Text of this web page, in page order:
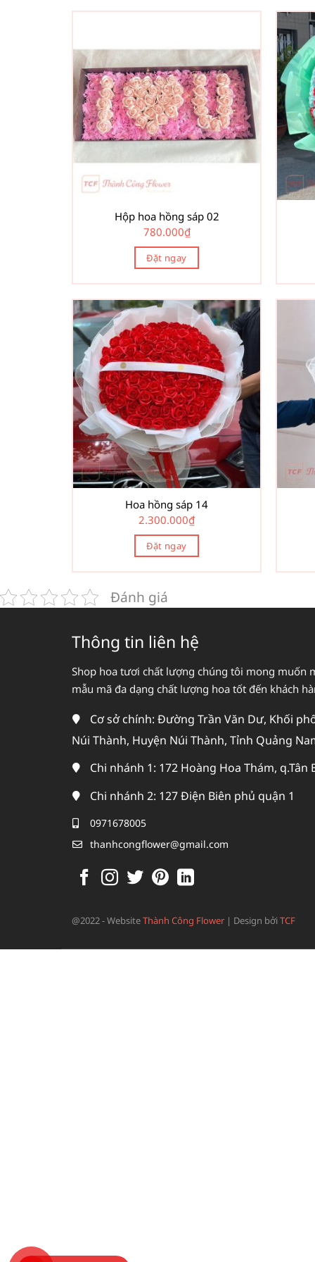
Hộp hoa hồng sáp 02
780.000₫
Đặt ngay
Hoa hồng sáp 14
2.300.000₫
Đặt ngay
Đánh giá
Thông tin liên hệ
Shop hoa tươi chất lượng chúng tôi mong muốn
mẫu mã đa dạng chất lượng hoa tốt đến khách
Cơ sở chính: Đường Trần Văn Dư, Khối
Núi Thành, Huyện Núi Thành, Tỉnh Quảng
Chi nhánh 1: 172 Hoàng Hoa Thám, q.Tân
Chi nhánh 2: 127 Điện Biên phủ quận 1
0971678005
thanhcongflower@gmail.com
@2022 - WebsiteThành Công Flower | Design bởiTCF